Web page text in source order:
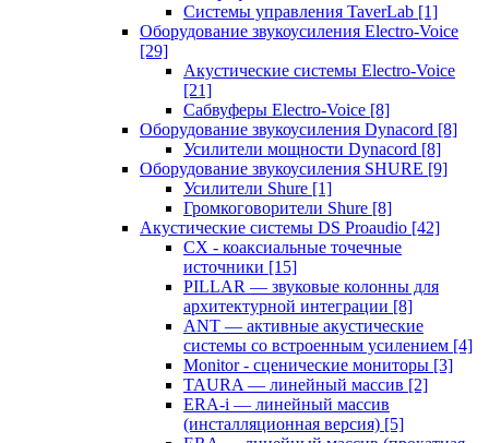
Системы управления TaverLab [1]
Оборудование звукоусиления Electro-Voice
[29]
Акустические системы Electro-Voice
[21]
Сабвуферы Electro-Voice [8]
Оборудование звукоусиления Dynacord [8]
Усилители мощности Dynacord [8]
Оборудование звукоусиления SHURE [9]
Усилители Shure [1]
Громкоговорители Shure [8]
Акустические системы DS Proaudio [42]
CX - коаксиальные точечные
источники [15]
PILLAR — звуковые колонны для
архитектурной интеграции [8]
ANT — активные акустические
системы со встроенным усилением [4]
Monitor - сценические мониторы [3]
TAURA — линейный массив [2]
ERA-i — линейный массив
(инсталляционная версия) [5]